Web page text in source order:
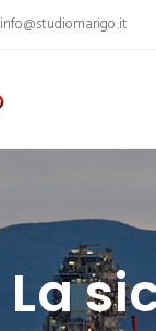
info@studiomarigo.it
La